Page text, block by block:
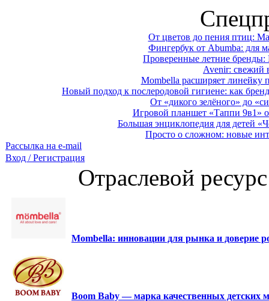
От цветов до пения птиц:
Фингербук от Abumba: для
Проверенные летние
Avenir: свежий
Mombella расширяет линейку
Новый подход к послеродовой гигиене: как
От «дикого зелёного» до
Игровой планшет «Таппи 9в1»
Большая энциклопедия для детей
Просто о сложном: новые
Рассылка на e-mail
Вход / Регистрация
Отраслевой
Mombella: инновации для рынка и доверие
Boom Baby — марка качественных детских